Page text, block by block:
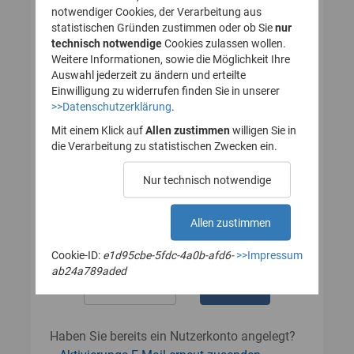
Passwort
Das Passwort muss mindestens 8
Zeichen enthalten.
Leerzeichen werden nicht akzeptiert.
Haben Sie bereits ein Nutzerkonto angelegt?
notwendiger Cookies, der Verarbeitung aus
statistischen Gründen zustimmen oder ob Sienur
technisch notwendigeCookies zulassen wollen.
Weitere Informationen, sowie die Möglichkeit Ihre
Auswahl jederzeit zu ändern und erteilte
Einwilligung zu widerrufen finden Sie in unserer
>>Datenschutzerklärung
Mit einem Klick auf Allen zustimmen willigen Sie in
die Verarbeitung zu statistischen Zwecken ein.
Nur technisch notwendige
Allen zustimmen
Cookie-ID: e1d95cbe-5fdc-4a0b-afd6-
ab24a789aded
>>Impressum